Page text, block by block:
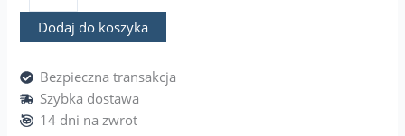
Dodaj do koszyka
Bezpieczna transakcja
Szybka dostawa
14 dni na zwrot